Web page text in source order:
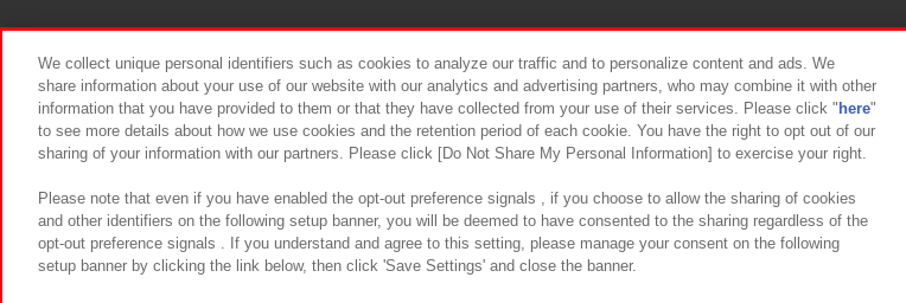
食品のご提供について カスタマーハラスメント対応方針
We collect unique personal identifiers such as cookies to analyze our traffic and to personalize content and ads. We
share information about your use of our website with our analytics and advertising partners, who may combine it with other
information that you have provided to them or that they have collected from your use of their services. Please click " here"
to see more details about how we use cookies and the retention period of each cookie. You have the right to opt out of our
sharing of your information with our partners. Please click [Do Not Share My Personal Information] to exercise your right.
Please note that even if you have enabled the opt-out preference signals , if you choose to allow the sharing of cookies
and other identifiers on the following setup banner, you will be deemed to have consented to the sharing regardless of the
opt-out preference signals . If you understand and agree to this setting, please manage your consent on the following
setup banner by clicking the link below, then click 'Save Settings' and close the banner.